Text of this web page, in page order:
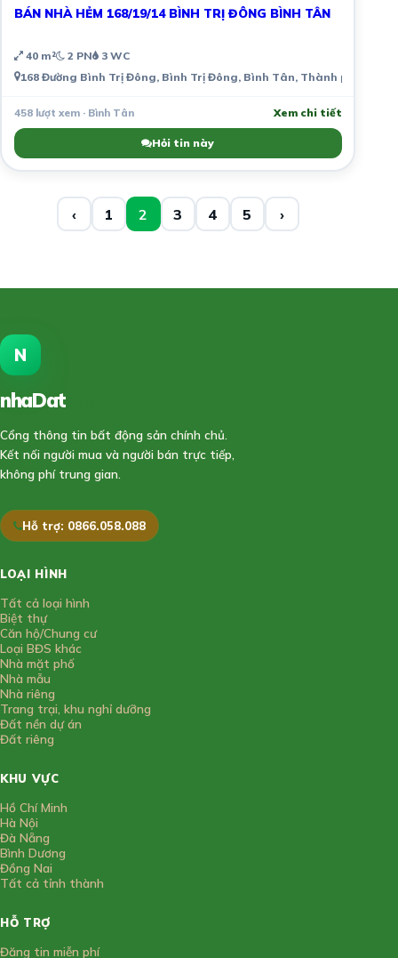
BÁN NHÀ HẺM 168/19/14 BÌNH TRỊ ĐÔNG BÌNH TÂN
40 m² 2 PN 3 WC
168 Đường Bình Trị Đông, Bình Trị Đông, Bình Tân, Thành phố Hồ
458 lượt xem · Bình Tân Xem chi tiết
Hỏi tin này
‹ 1 2 3 4 5 ›
N
nhaDat
Cổng thông tin bất động sản chính chủ.
Kết nối người mua và người bán trực tiếp,
không phí trung gian.
Hỗ trợ: 0866.058.088
LOẠI HÌNH
Tất cả loại hình
Biệt thự
Căn hộ/Chung cư
Loại BĐS khác
Nhà mặt phố
Nhà mẫu
Nhà riêng
Trang trại, khu nghỉ dưỡng
Đất nền dự án
Đất riêng
KHU VỰC
Hồ Chí Minh
Hà Nội
Đà Nẵng
Bình Dương
Đồng Nai
Tất cả tỉnh thành
HỖ TRỢ
Đăng tin miễn phí